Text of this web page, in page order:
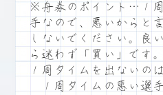
※舟券のポイント…１
手なので、悪いからと
しないでください。良
ら迷わず「買い」です。
１周タイムを出ないの
１周タイムの悪い選